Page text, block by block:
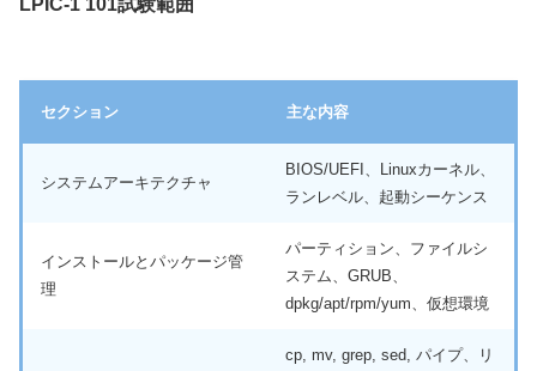
セクション 主な内容
システムアーキテクチャ
BIOS/UEFI、Linuxカーネル、
ランレベル、起動シーケンス
インストールとパッケージ管
理
パーティション、ファイルシ
ステム、GRUB、
dpkg/apt/rpm/yum、仮想環境
cp, mv, grep, sed, パイプ、リ